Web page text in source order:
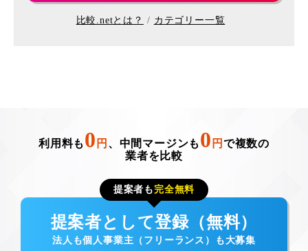
比較.netとは？ カテゴリー一覧
利用料も 0 円 、中間マージンも 0 円 で複数の
業者を比較
提案者も 完全無料
提案者として登録（無料）
法人も個人事業主（フリーランス）も大募集